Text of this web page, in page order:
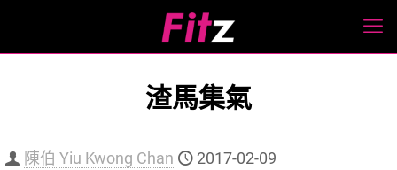
渣馬集氣
陳伯 Yiu Kwong Chan 2017-02-09